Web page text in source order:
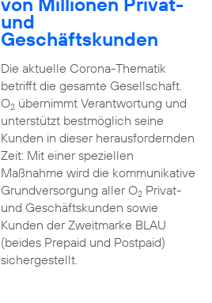
und
Geschäftskunden
Die aktuelle Corona-Thematik
betrifft die gesamte Gesellschaft.
O2übernimmt Verantwortung und
unterstützt bestmöglich seine
Kunden in dieser herausfordernden
Zeit: Mit einer speziellen
Maßnahme wird die kommunikative
Grundversorgung aller O2Privat-
und Geschäftskunden sowie
Kunden der Zweitmarke BLAU
(beides Prepaid und Postpaid)
sichergestellt.